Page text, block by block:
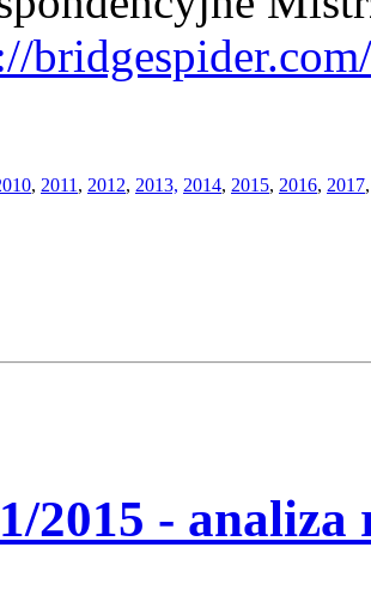
, 2011 , 2012, 2013, 2014, 2015, 2016, 2017
2015 - analiza